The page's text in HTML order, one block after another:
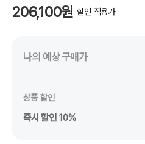
206,100원 할인 적용가
나의 예상 구매가
상품 할인
즉시 할인 10%